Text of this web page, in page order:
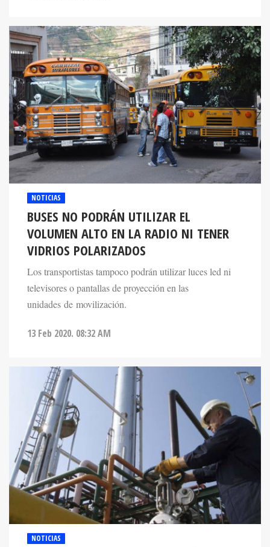
NOTICIAS
BUSES NO PODRÁN UTILIZAR EL
VOLUMEN ALTO EN LA RADIO NI TENER
VIDRIOS POLARIZADOS
Los transportistas tampoco podrán utilizar luces led ni
televisores o pantallas de proyección en las
unidades de movilización.
13 Feb 2020. 08:32 AM
NOTICIAS